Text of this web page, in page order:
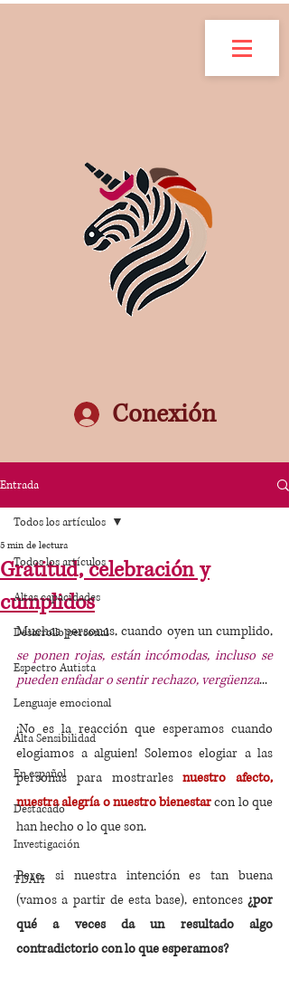
Conexión
Entrada
Todos los artículos
Altas capacidades
Desarrollo personal
Espectro Autista
Lenguaje emocional
Alta Sensibilidad
En español
Destacado
Investigación
TDAH
Todos los artículos
Gratitud, celebración y
cumplidos
5 min de lectura
Muchas personas, cuando oyen un cumplido,
se ponen rojas, están incómodas, incluso se
pueden enfadar o sentir rechazo, vergüenza...
¡No es la reacción que esperamos cuando
elogiamos a alguien! Solemos elogiar a las
personas para mostrarles nuestro afecto,
nuestra alegría o nuestro bienestar con lo que
han hecho o lo que son.
Pero, si nuestra intención es tan buena
(vamos a partir de esta base), entonces ¿por
qué a veces da un resultado algo
contradictorio con lo que esperamos?